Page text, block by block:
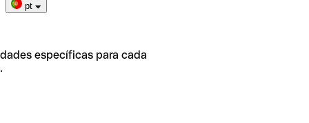
pt
específicas para cada